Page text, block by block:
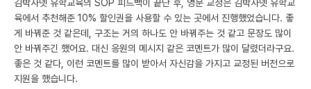
김박사넷 유학교육의 SOP 피드백이 끝난 후, 영문 교정은 김박사넷 유학교
육에서 추천해준 10% 할인권을 사용할 수 있는 곳에서 진행했었습니다. 좋
게 바꿔준 것 같은데, 구조는 거의 하나도 안 바꿔주는 것 같고 문장도 많이
안 바꿔주긴 했어요. 대신 응원의 메시지 같은 코멘트가 많이 달렸더라구요.
좋은 것 같다, 이런 코멘트를 많이 받아서 자신감을 가지고 교정된 버전으로
지원을 했습니다.